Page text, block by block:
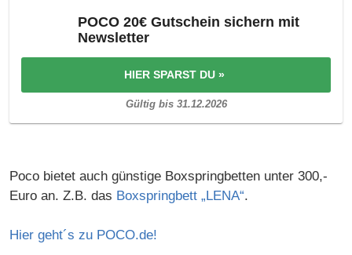
POCO 20€ Gutschein sichern mit
Newsletter
HIER SPARST DU »
Gültig bis 31.12.2026
Poco bietet auch günstige Boxspringbetten unter 300,-
Euro an. Z.B. das Boxspringbett „LENA“.
Hier geht´s zu POCO.de!